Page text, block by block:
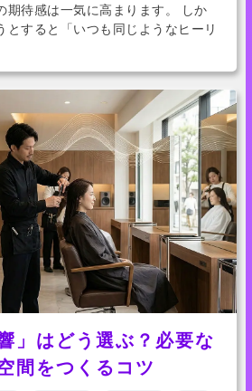
期待感は一気に高まります。 しか
とすると「いつも同じようなヒーリ
」はどう選ぶ？必要な
間をつくるコツ